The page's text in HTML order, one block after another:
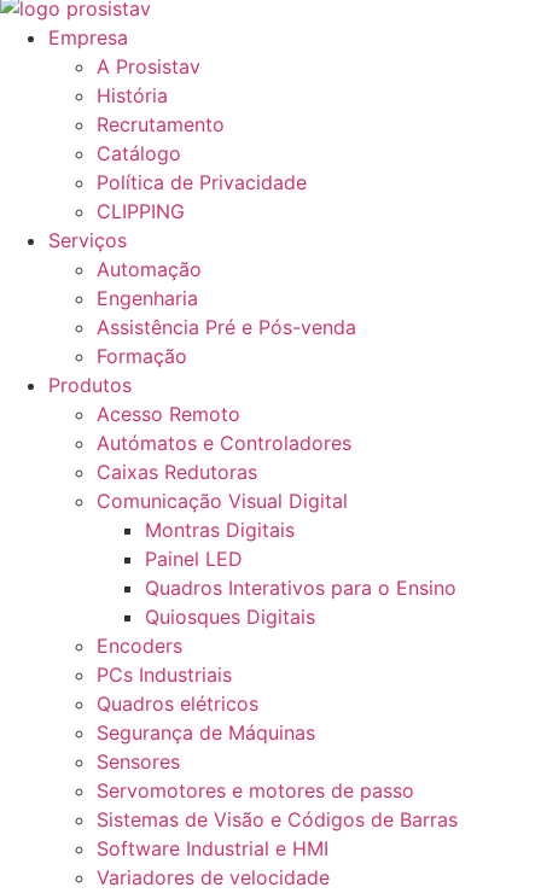
Empresa
A Prosistav
História
Recrutamento
Catálogo
Política de Privacidade
CLIPPING
Serviços
Automação
Engenharia
Assistência Pré e Pós-venda
Formação
Produtos
Acesso Remoto
Autómatos e Controladores
Caixas Redutoras
Comunicação Visual Digital
Montras Digitais
Painel LED
Quadros Interativos para o Ensino
Quiosques Digitais
Encoders
PCs Industriais
Quadros elétricos
Segurança de Máquinas
Sensores
Servomotores e motores de passo
Sistemas de Visão e Códigos de Barras
Software Industrial e HMI
Variadores de velocidade